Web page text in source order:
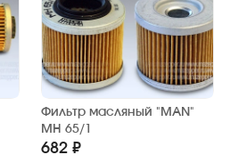
Фильтр масляный "MAN"
MH 65/1
682 ₽